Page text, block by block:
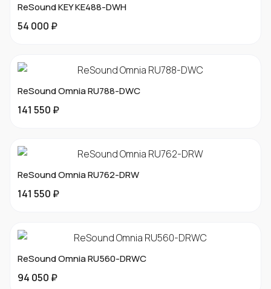
ReSound KEY KE488-DWH
54 000 ₽
ReSound Omnia RU788-DWC
141 550 ₽
ReSound Omnia RU762-DRW
141 550 ₽
ReSound Omnia RU560-DRWC
94 050 ₽